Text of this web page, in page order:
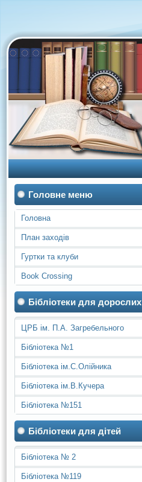
Головне меню
Головна
План заходів
Гуртки та клуби
Book Crossing
Бібліотеки для дорослих
ЦРБ ім. П.А. Загребельного
Бібліотека №1
Бібліотека ім.С.Олійника
Бібліотека ім.В.Кучера
Бібліотека №151
Бібліотеки для дітей
Бібліотека № 2
Бібліотека №119